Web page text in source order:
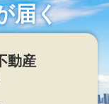
届く
動産